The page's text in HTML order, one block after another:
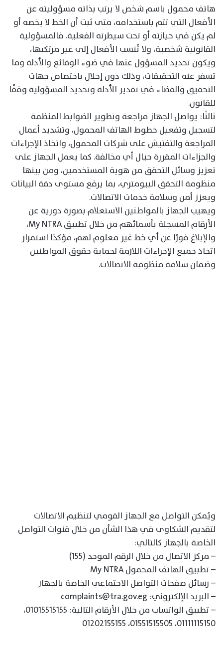
هاتف محمول باسم شخص لا يرتب بذاته مسؤوليته عن
الأفعال التي تتم باستخدامه، متى ثبت أن الخط لا يخصه أو
لم يكن في حيازته أو تحت سيطرته الفعلية. فالمسؤولية
القانونية شخصية، ولا تُنسب الأفعال إلى غير مرتكبها،
ويكون تحديد المسؤول عنها في ضوء الوقائع والأدلة وما
تسفر عنه التحقيقات، وذلك دون إخلال باختصاص جهات
التحقيق والقضاء في تقدير الأدلة وتحديد المسؤولية وفقًا
للقانون.
ثالثًا: يواصل الجهاز مراجعة وتطوير الضوابط المنظمة
لتسجيل وتفعيل خطوط الهاتف المحمول، وتشديد أعمال
المراجعة والتفتيش على شركات المحمول، واتخاذ الإجراءات
والجزاءات المقررة حيال أي مخالفة. كما يعمل الجهاز على
تعزيز وسائل التحقق من هوية المستخدمين، ومن بينها
منظومة التحقق البيومتري، بما يرفع مستوى دقة البيانات
ويعزز أمن وسلامة خدمات الاتصالات.
ويهيب الجهاز بالمواطنين الاستعلام بصورة دورية عن
الأرقام المسجلة بأسمائهم من خلال تطبيق My NTRA،
والإبلاغ فورًا عن أي خط غير معلوم لهم، مؤكدًا استمرار
اتخاذ جميع الإجراءات اللازمة لحماية حقوق المواطنين
وضمان سلامة منظومة الاتصالات.
ويُمكن التواصل مع الجهاز القومي لتنظيم الاتصالات
لتقديم الشكاوى في هذا الشأن من خلال قنوات التواصل
الخاصة بالجهاز كالتالي:
– مركز الاتصال من خلال الرقم الموحد (155)
– تطبيق الهاتف المحمول My NTRA
– رسائل صفحات التواصل الاجتماعي الخاصة بالجهاز
– البريد الإلكتروني: complaints@tra.gov.eg
– تطبيق الواتساب من خلال الأرقام التالية: 01015515155،
01111115150، 01551515505، 01202155155